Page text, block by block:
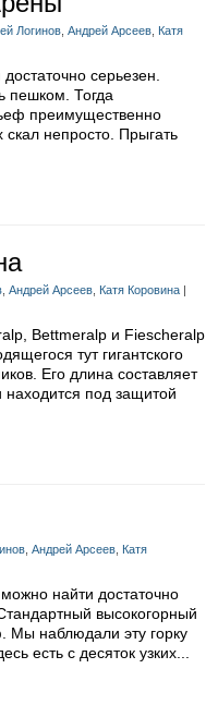
Логинов Андрей Арсеев Катя
серьезен.
пешком. Тогда
преимущественно
скал непросто. Прыгать
Андрей Арсеев Катя Коровина |
Bettmeralp и Fiescheralp
тут гигантского
Его длина составляет
находится под защитой
Андрей Арсеев Катя
найти достаточно
высокогорный
Мы наблюдали эту горку
есть с десяток узких...